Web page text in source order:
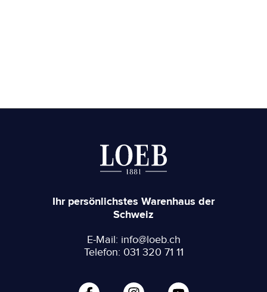
Ihr persönlichstes Warenhaus der
Schweiz
E-Mail: info@loeb.ch
Telefon: 031 320 71 11